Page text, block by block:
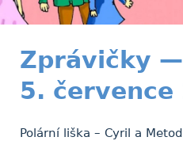
Zprávičky —
5. července
Polární liška – Cyril a